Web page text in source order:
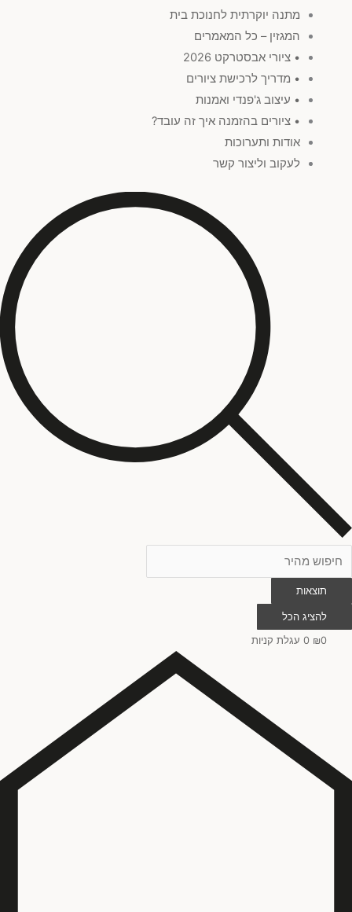
מתנה יוקרתית לחנוכת בית
המגזין – כל המאמרים
• ציורי אבסטרקט 2026
• מדריך לרכישת ציורים
• עיצוב ג'פנדי ואמנות
• ציורים בהזמנה איך זה עובד?
אודות ותערוכות
לעקוב וליצור קשר
תוצאות
להציג הכל
₪0
0 עגלת קניות